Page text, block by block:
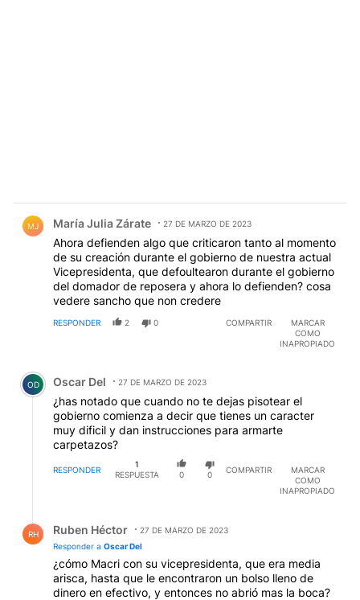
MJ María Julia Zárate 27 DE MARZO DE 2023
Ahora defienden algo que criticaron tanto al momento
de su creación durante el gobierno de nuestra actual
Vicepresidenta, que defoultearon durante el gobierno
del domador de reposera y ahora lo defienden? cosa
vedere sancho que non credere
RESPONDER 2 0 COMPARTIR
MARCAR
COMO
INAPROPIADO
Comentario de Oscar Del.
OD Oscar Del 27 DE MARZO DE 2023
¿has notado que cuando no te dejas pisotear el
gobierno comienza a decir que tienes un caracter
muy dificil y dan instrucciones para armarte
carpetazos?
RESPONDER
1
RESPUESTA
0 0
COMPARTIR
MARCAR
COMO
INAPROPIADO
RH Ruben Héctor
27 DE MARZO DE 2023
Responder a Oscar Del
¿cómo Macri con su vicepresidenta, que era media
arisca, hasta que le encontraron un bolso lleno de
dinero en efectivo, y entonces no abrió mas la boca?